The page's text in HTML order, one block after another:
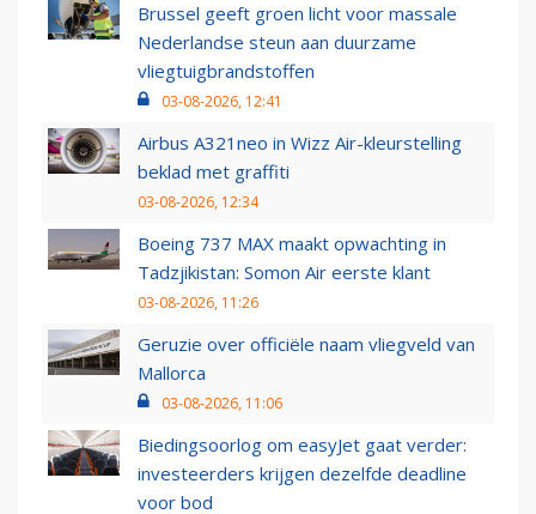
Brussel geeft groen licht voor massale
Nederlandse steun aan duurzame
vliegtuigbrandstoffen
03-08-2026, 12:41
Airbus A321neo in Wizz Air-kleurstelling
beklad met graffiti
03-08-2026, 12:34
Boeing 737 MAX maakt opwachting in
Tadzjikistan: Somon Air eerste klant
03-08-2026, 11:26
Geruzie over officiële naam vliegveld van
Mallorca
03-08-2026, 11:06
Biedingsoorlog om easyJet gaat verder:
investeerders krijgen dezelfde deadline
voor bod